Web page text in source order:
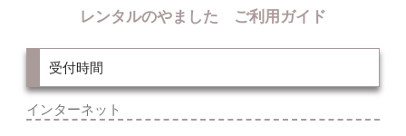
レンタルのやました ご利用ガイド
受付時間
インターネット